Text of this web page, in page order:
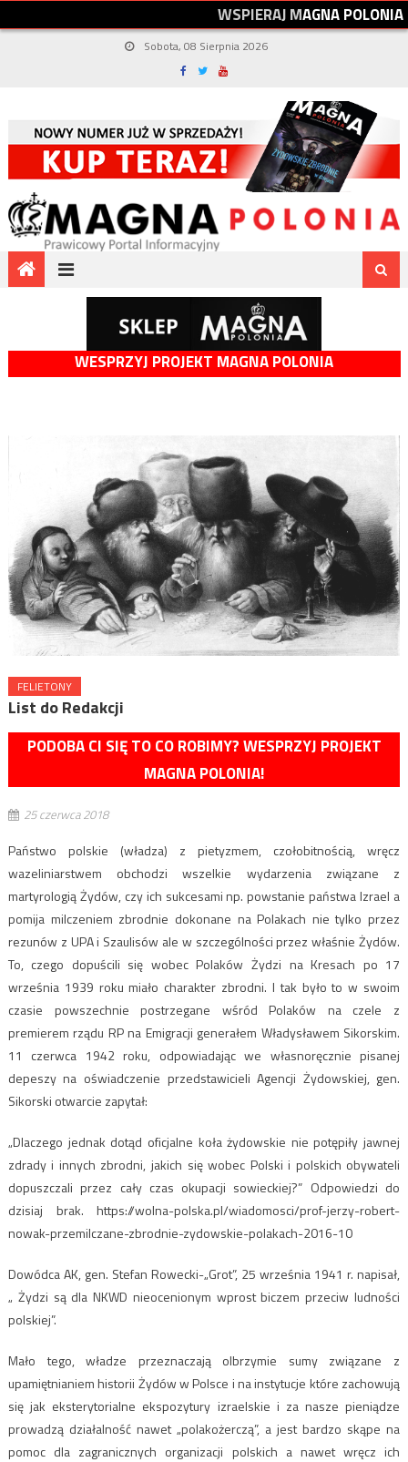
WSPIERAJMAGNAPOLONIA
Sobota, 08 Sierpnia 2026
WESPRZYJ PROJEKT MAGNA POLONIA
FELIETONY
List do Redakcji
PODOBA CI SIĘ TO CO ROBIMY? WESPRZYJ PROJEKT
MAGNA POLONIA!
25 czerwca 2018
Państwo polskie (władza) z pietyzmem, czołobitnością, wręcz
wazeliniarstwem obchodzi wszelkie wydarzenia związane z
martyrologią Żydów, czy ich sukcesami np. powstanie państwa Izrael a
pomija milczeniem zbrodnie dokonane na Polakach nie tylko przez
rezunów z UPA i Szaulisów ale w szczególności przez właśnie Żydów.
To, czego dopuścili się wobec Polaków Żydzi na Kresach po 17
września 1939 roku miało charakter zbrodni. I tak było to w swoim
czasie powszechnie postrzegane wśród Polaków na czele z
premierem rządu RP na Emigracji generałem Władysławem Sikorskim.
11 czerwca 1942 roku, odpowiadając we własnoręcznie pisanej
depeszy na oświadczenie przedstawicieli Agencji Żydowskiej, gen.
Sikorski otwarcie zapytał:
„Dlaczego jednak dotąd oficjalne koła żydowskie nie potępiły jawnej
zdrady i innych zbrodni, jakich się wobec Polski i polskich obywateli
dopuszczali przez cały czas okupacji sowieckiej?” Odpowiedzi do
dzisiaj brak. https://wolna-polska.pl/wiadomosci/prof-jerzy-robert-
nowak-przemilczane-zbrodnie-zydowskie-polakach-2016-10
Dowódca AK, gen. Stefan Rowecki-„Grot”, 25 września 1941 r. napisał,
„ Żydzi są dla NKWD nieocenionym wprost biczem przeciw ludności
polskiej”.
Mało tego, władze przeznaczają olbrzymie sumy związane z
upamiętnianiem historii Żydów w Polsce i na instytucje które zachowują
się jak eksterytorialne ekspozytury izraelskie i za nasze pieniądze
prowadzą działalność nawet „polakożerczą”, a jest bardzo skąpe na
pomoc dla zagranicznych organizacji polskich a nawet wręcz ich